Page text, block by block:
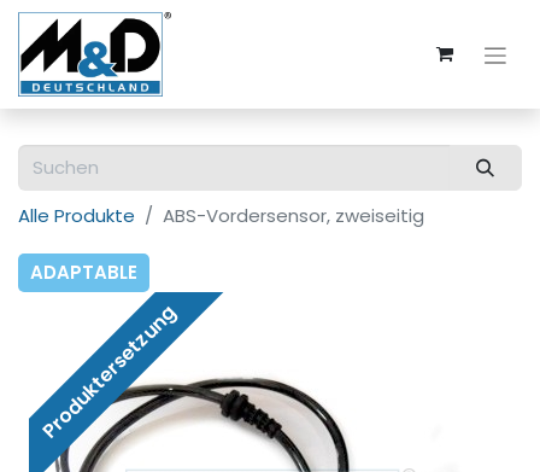
Alle Produkte ABS-Vordersensor, zweiseitig
ADAPTABLE
Produktersetzung